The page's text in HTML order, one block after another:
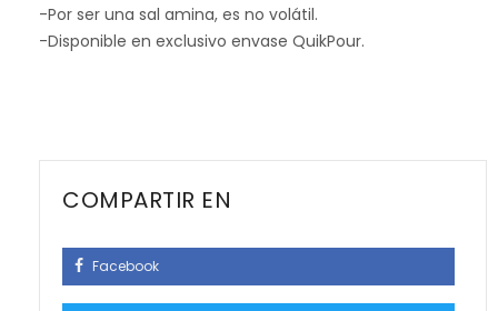
-Por ser una sal amina, es no volátil.
-Disponible en exclusivo envase QuikPour.
COMPARTIR EN
Facebook